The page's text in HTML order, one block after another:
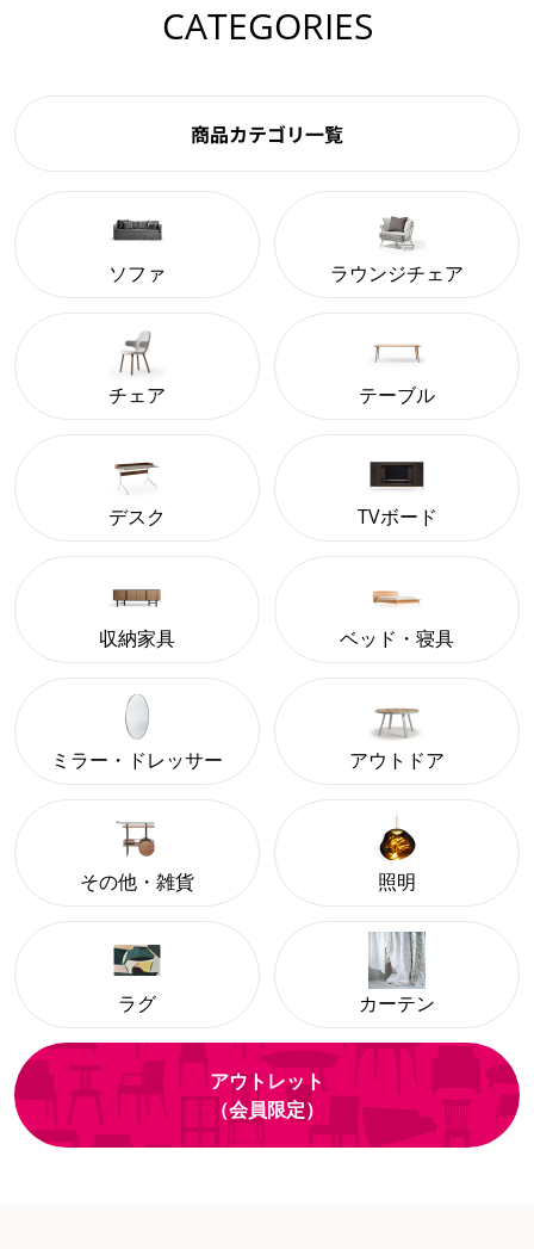
CATEGORIES
商品カテゴリ一覧
ソファ ラウンジチェア
チェア テーブル
デスク TVボード
収納家具 ベッド・寝具
ミラー・ドレッサー アウトドア
その他・雑貨 照明
ラグ カーテン
アウトレット
（会員限定）